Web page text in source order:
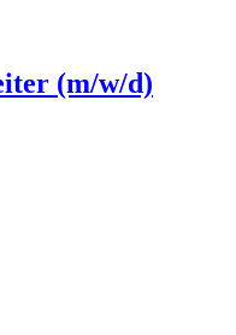
(m/w/d)